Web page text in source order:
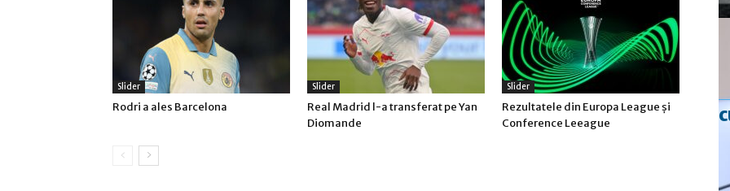
Slider
Rodri a ales Barcelona
Slider
Real Madrid l-a transferat pe Yan
Diomande
Slider
Rezultatele din Europa League şi
Conference Leeague